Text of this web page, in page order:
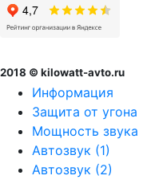
2018 © kilowatt-avto.ru
Информация
Защита от угона
Мощность звука
Автозвук (1)
Автозвук (2)